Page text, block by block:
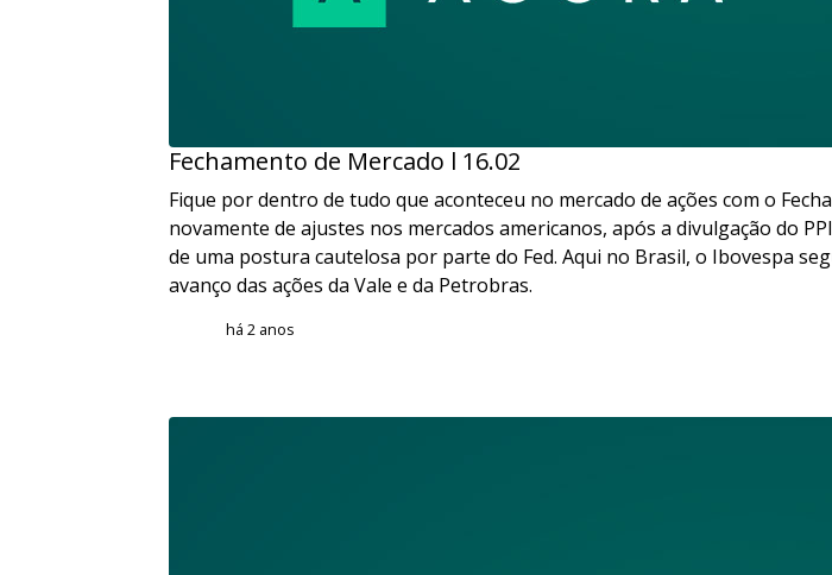
Fechamento de Mercado l 16.02
Fique por dentro de tudo que aconteceu no mercado de ações com o
novamente de ajustes nos mercados americanos, após a divulgação do
de uma postura cautelosa por parte do Fed. Aqui no Brasil, o Ibovespa
avanço das ações da Vale e da Petrobras.
há 2 anos